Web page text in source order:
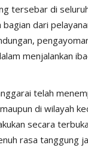
tersebar di
dari
menjalankan
telah
di wilayah
secara
rasa tanggung